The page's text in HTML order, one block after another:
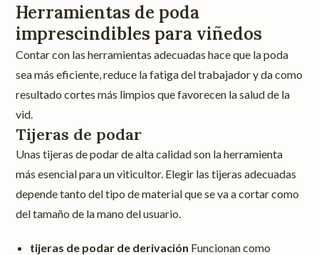
Herramientas de poda
imprescindibles para viñedos
Contar con las herramientas adecuadas hace que la poda
sea más eficiente, reduce la fatiga del trabajador y da como
resultado cortes más limpios que favorecen la salud de la
vid.
Tijeras de podar
Unas tijeras de podar de alta calidad son la herramienta
más esencial para un viticultor. Elegir las tijeras adecuadas
depende tanto del tipo de material que se va a cortar como
del tamaño de la mano del usuario.
tijeras de podar de derivación Funcionan como